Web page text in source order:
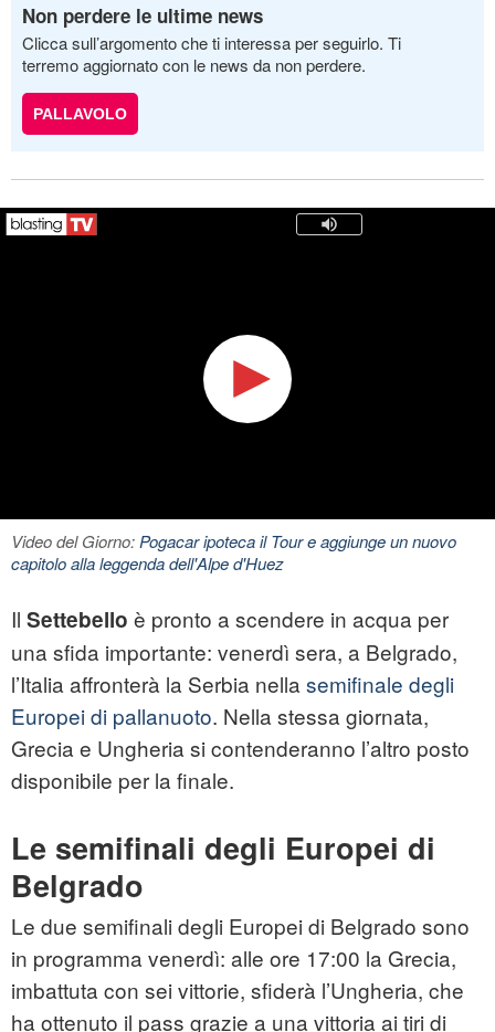
Non perdere le ultime news
Clicca sull’argomento che ti interessa per seguirlo. Ti
terremo aggiornato con le news da non perdere.
PALLAVOLO
Video del Giorno:Pogacar ipoteca il Tour e aggiunge un nuovo
capitolo alla leggenda dell'Alpe d'Huez
Il Settebello è pronto a scendere in acqua per
una sfida importante: venerdì sera, a Belgrado,
l’Italia affronterà la Serbia nella semifinale degli
Europei di pallanuoto. Nella stessa giornata,
Grecia e Ungheria si contenderanno l’altro posto
disponibile per la finale.
Le semifinali degli Europei di
Belgrado
Le due semifinali degli Europei di Belgrado sono
in programma venerdì: alle ore 17:00 la Grecia,
imbattuta con sei vittorie, sfiderà l’Ungheria, che
ha ottenuto il pass grazie a una vittoria ai tiri di